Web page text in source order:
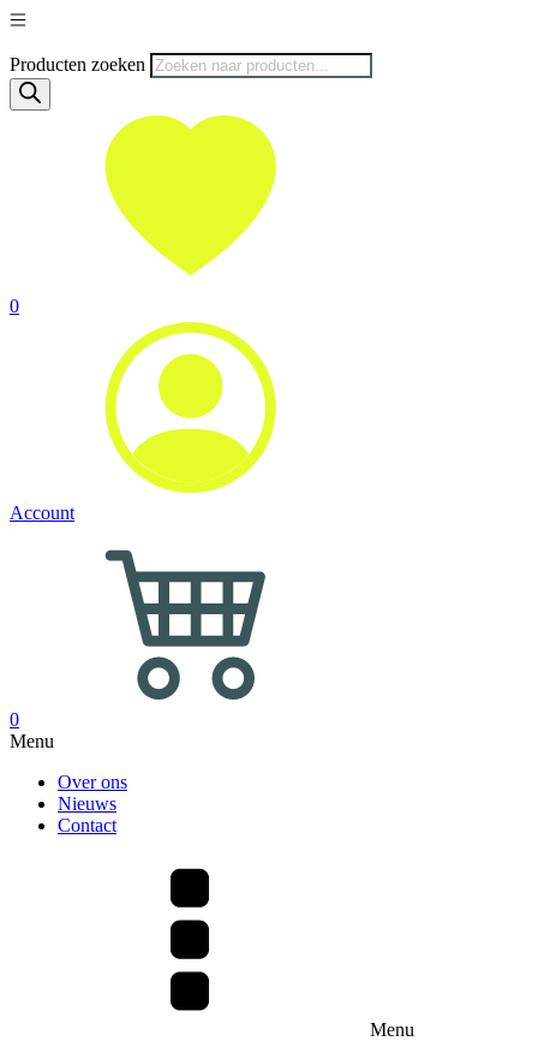
Producten zoeken
0
Account
0
Menu
Over ons
Nieuws
Contact
Menu